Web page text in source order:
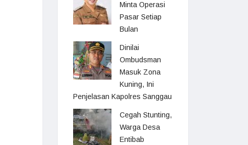
Minta Operasi
Pasar Setiap
Bulan
Dinilai
Ombudsman
Masuk Zona
Kuning, Ini
Penjelasan Kapolres Sanggau
Cegah Stunting,
Warga Desa
Entibab